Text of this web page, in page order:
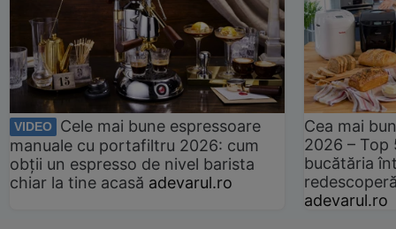
VIDEO
Cele mai bune espressoare
manuale cu portafiltru 2026: cum
obții un espresso de nivel barista
chiar la tine acasă adevarul.ro
Cea mai
2026 –
bucătăria
adevarul.ro